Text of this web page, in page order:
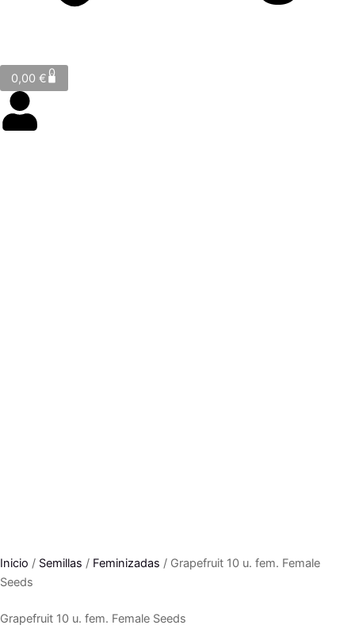
0,00 €0
Cart
Inicio / Semillas / Feminizadas / Grapefruit 10 u. fem. Female
Seeds
Grapefruit 10 u. fem. Female Seeds